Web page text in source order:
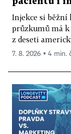
Injekce si běžní
průzkumů má k
z deseti
7. 8. 2026 ▪ 4 min.